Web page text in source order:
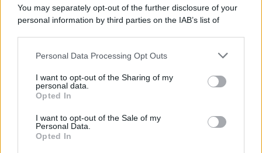
You may separately opt-out of the further disclosure of your
personal information by third parties on the IAB’s list of
This information may also be disclosed by us to third parties
disclose it to other third parties.
Please note that this website/app uses one or more Google
services and may gather and store information including but
not limited to your visit or usage behaviour. You may click to
grant or deny consent to Google and its third-party tags to
Personal Data Processing Opt Outs
I want to opt-out of the Sharing of my
personal data.
Opted In
I want to opt-out of the Sale of my
Personal Data.
Opted In
Lo sapevi che...
anfiteatro romano del Veneto si trova
in questa città
tattoo artist: torna il grande evento di
settembre